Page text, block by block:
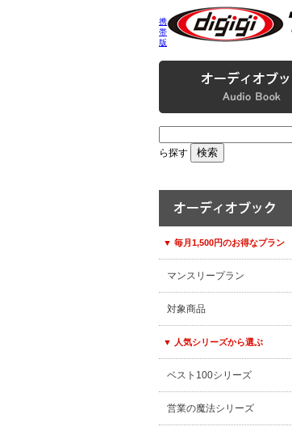
携
帯
版
ら探す
▼ 毎月1,500円のお得なプラン
マンスリープラン
対象商品
▼ 人気シリーズから選ぶ
ベスト100シリーズ
営業の魔法シリーズ